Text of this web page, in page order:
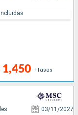
1,450 +Tasas
03/11/2027